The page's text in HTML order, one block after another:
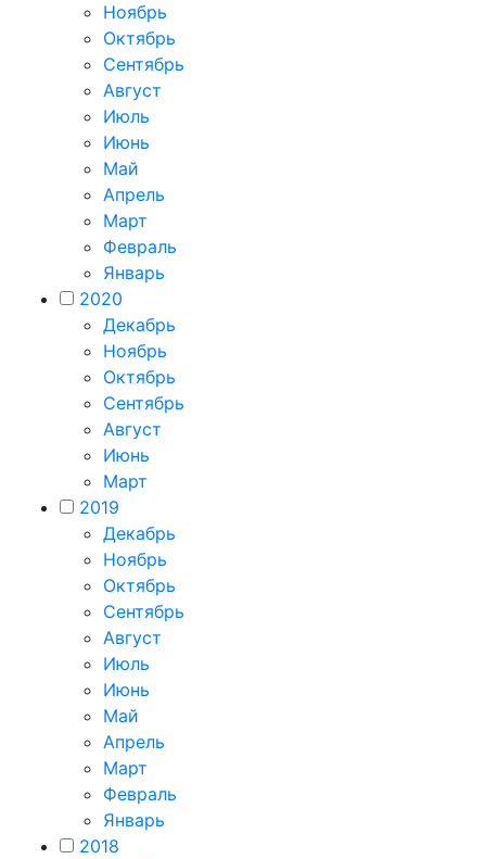
Ноябрь
Октябрь
Сентябрь
Август
Июль
Июнь
Май
Апрель
Март
Февраль
Январь
2020
Декабрь
Ноябрь
Октябрь
Сентябрь
Август
Июнь
Март
2019
Декабрь
Ноябрь
Октябрь
Сентябрь
Август
Июль
Июнь
Май
Апрель
Март
Февраль
Январь
2018